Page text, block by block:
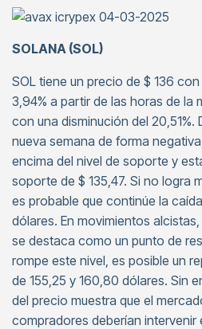
SOLANA (SOL)
SOL tiene un precio de $ 136
3,94% a partir de las horas de la
con una disminución del
nueva semana de forma
encima del nivel de soporte y
soporte de $ 135,47. Si no logra
es probable que continúe la
dólares. En movimientos
se destaca como un punto de
rompe este nivel, es posible un
de 155,25 y 160,80 dólares. Sin
del precio muestra que el
compradores deberían intervenir